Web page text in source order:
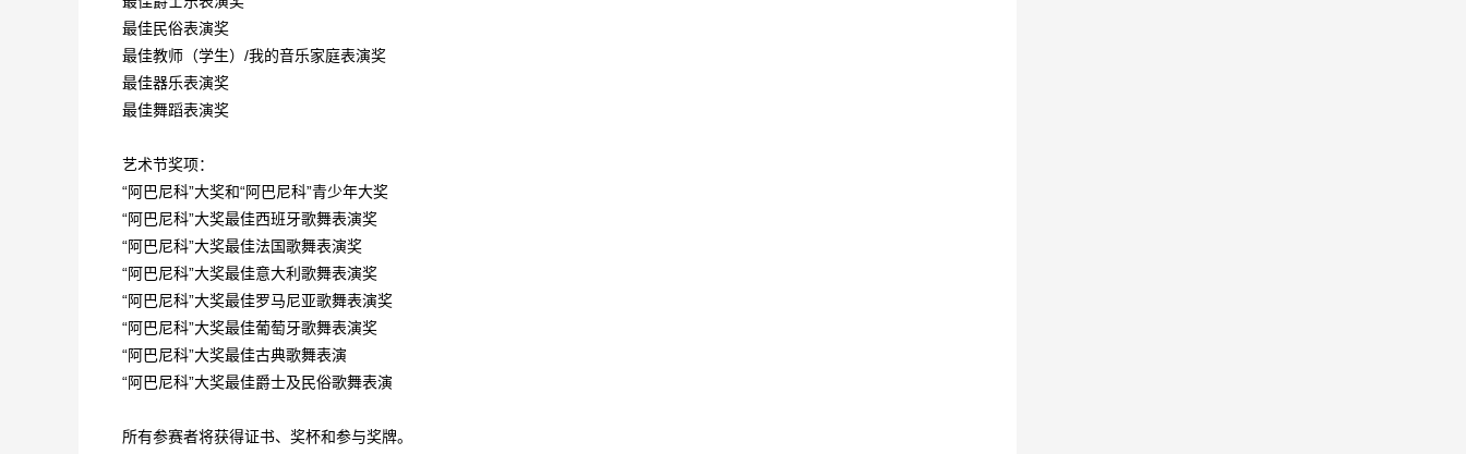
最佳民俗表演奖
最佳教师（学生）/我的音乐家庭表演奖
最佳器乐表演奖
最佳舞蹈表演奖
艺术节奖项：
“阿巴尼科”大奖和“阿巴尼科”青少年大奖
“阿巴尼科”大奖最佳西班牙歌舞表演奖
“阿巴尼科”大奖最佳法国歌舞表演奖
“阿巴尼科”大奖最佳意大利歌舞表演奖
“阿巴尼科”大奖最佳罗马尼亚歌舞表演奖
“阿巴尼科”大奖最佳葡萄牙歌舞表演奖
“阿巴尼科”大奖最佳古典歌舞表演
“阿巴尼科”大奖最佳爵士及民俗歌舞表演
所有参赛者将获得证书、奖杯和参与奖牌。